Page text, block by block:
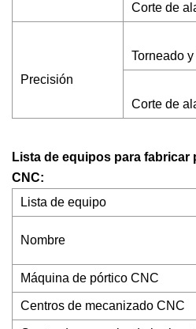
Corte de
Precisión
Torneado
Corte de
Lista de equipos para fabricar
CNC:
Lista de equipo
Nombre
Máquina de pórtico CNC
Centros de mecanizado CNC